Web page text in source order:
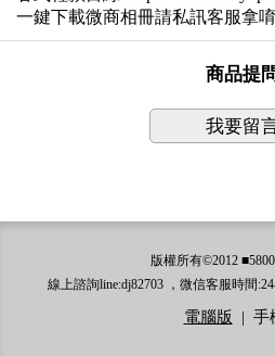
一鍵下載微商相冊請私訊客服拿唷
商品提
我要留
版權所有©2012
線上諮詢line:dj82703 ，微信客服時間
電腦版 | 手